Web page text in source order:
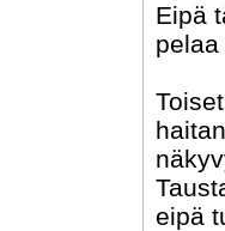
Eipä
eipä